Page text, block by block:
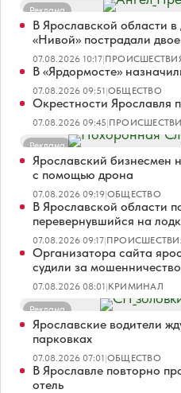
Реклама
В Ярославской области
«Нивой» пострадали двое
07.08.2026 10:17|
В «Ярдормосте»
07.08.2026 09:51|ОБЩЕСТВО
Окрестности Ярославля
07.08.2026 09:45|
Реклама
Ярославский бизнесмен
с помощью дрона
07.08.2026 09:19|ОБЩЕСТВО
В Ярославской области
перевернувшийся на
07.08.2026 09:17|
Организатора сайта
судили за мошенничество
07.08.2026 08:01|КРИМИНАЛ
Реклама
Ярославские водители
парковках
07.08.2026 07:01|ОБЩЕСТВО
В Ярославле повторно
отель